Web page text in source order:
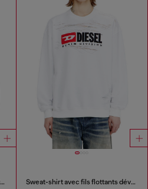
Sweat à capuche en coton avec Oval D métallique Sweat-shirt avec fils flottants dévorés